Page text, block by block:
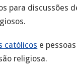
para discussões
católicos e
religiosa.